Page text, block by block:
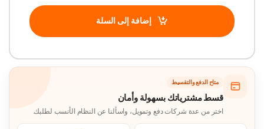
إضافة إلى السلة
متاح الدفع والتقسيط
قسط مشترياتك بسهولة وأمان
اختر من عدة شركات دفع وتمويل، واسألنا عن النظام الأنسب لطلبك.